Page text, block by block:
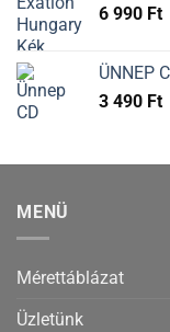
6 990 Ft
ÜNNEP
3 490 Ft
MENÜ
Mérettáblázat
Üzletünk